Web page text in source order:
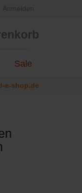
Sale
e-shop.de